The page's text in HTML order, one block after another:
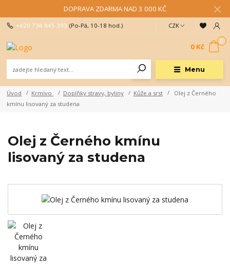
DOPRAVA ZDARMA NAD 3 000 KČ
Menu
CZK
+420 734 845 393 (Po-Pá, 10-18 hod.)
0
0 Kč
Úvod Krmivo Doplňky stravy, byliny Kůže a srst
Olej z Černého
kmínu lisovaný za studena
Olej z Černého kmínu
lisovaný za studena